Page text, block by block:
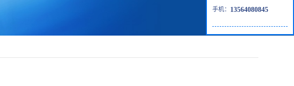
手机： 13564080845